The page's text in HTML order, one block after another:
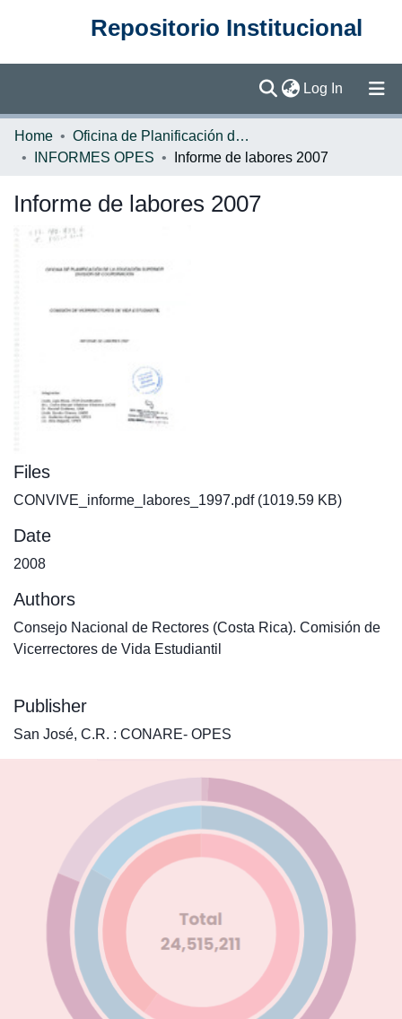
Repositorio Institucional
Log In (current)
Communities & Collections
Statistics
Home
Oficina de Planificación de la Educación Superior (OPES)
INFORMES OPES
Informe de labores 2007
Informe de labores 2007
Files
CONVIVE_informe_labores_1997.pdf(1019.59 KB)
Date
2008
Authors
Consejo Nacional de Rectores (Costa Rica). Comisión de
Vicerrectores de Vida Estudiantil
Publisher
San José, C.R. : CONARE- OPES